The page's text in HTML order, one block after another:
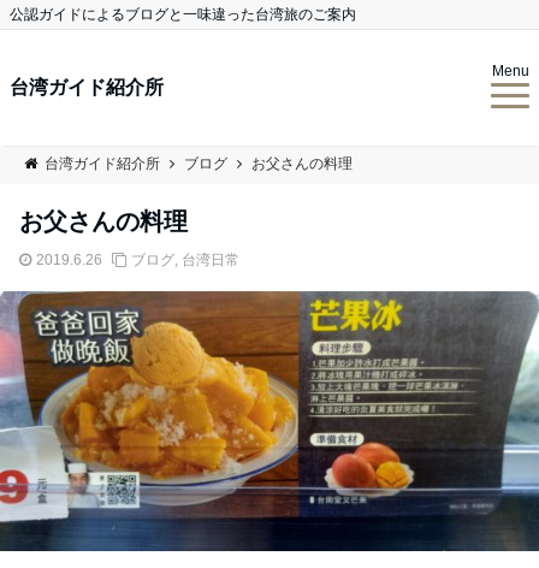
公認ガイドによるブログと一味違った台湾旅のご案内
台湾ガイド紹介所
Menu
台湾ガイド紹介所 ブログ お父さんの料理
お父さんの料理
2019.6.26 ブログ, 台湾日常